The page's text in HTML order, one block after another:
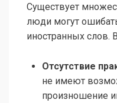
Существует
люди могут
иностранных слов.
Отсутствие
не имеют
произношение